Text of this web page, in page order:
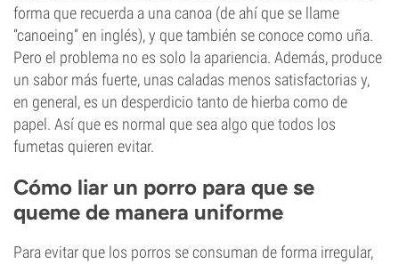
forma que recuerda a una canoa (de ahí que se llame
“canoeing” en inglés), y que también se conoce como uña.
Pero el problema no es solo la apariencia. Además, produce
un sabor más fuerte, unas caladas menos satisfactorias y,
en general, es un desperdicio tanto de hierba como de
papel. Así que es normal que sea algo que todos los
fumetas quieren evitar.
Cómo liar un porro para que se
queme de manera uniforme
Para evitar que los porros se consuman de forma irregular,